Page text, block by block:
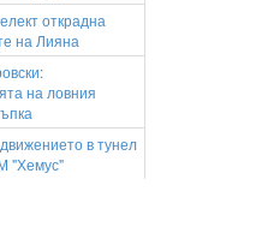
открадна
на Лияна
на ловния
в тунел
"Хемус"